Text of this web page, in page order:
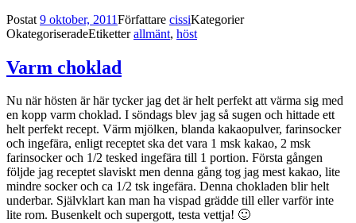
Postat 9 oktober, 2011Författare cissiKategorier
OkategoriseradeEtiketterallmänt, höst
Varm choklad
Nu när hösten är här tycker jag det är helt perfekt att värma sig med
en kopp varm choklad. I söndags blev jag så sugen och hittade ett
helt perfekt recept. Värm mjölken, blanda kakaopulver, farinsocker
och ingefära, enligt receptet ska det vara 1 msk kakao, 2 msk
farinsocker och 1/2 tesked ingefära till 1 portion. Första gången
följde jag receptet slaviskt men denna gång tog jag mest kakao, lite
mindre socker och ca 1/2 tsk ingefära. Denna chokladen blir helt
underbar. Självklart kan man ha vispad grädde till eller varför inte
lite rom. Busenkelt och supergott, testa vettja! 🙂